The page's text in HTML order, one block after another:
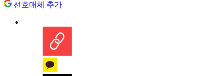
선호매체 추가